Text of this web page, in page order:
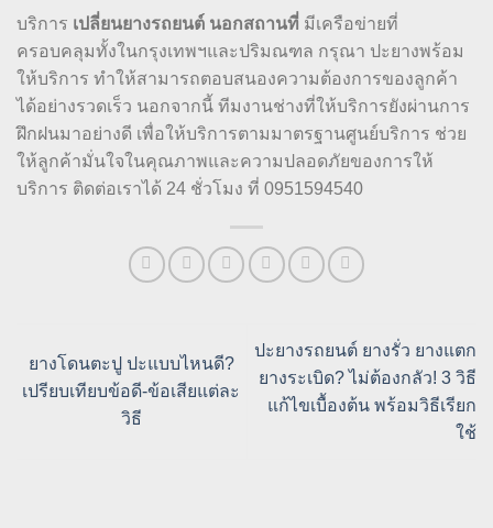
บริการ เปลี่ยนยางรถยนต์ นอกสถานที่ มีเครือข่ายที่
ครอบคลุมทั้งในกรุงเทพฯและปริมณฑล กรุณา ปะยางพร้อม
ให้บริการ ทำให้สามารถตอบสนองความต้องการของลูกค้า
ได้อย่างรวดเร็ว นอกจากนี้ ทีมงานช่างที่ให้บริการยังผ่านการ
ฝึกฝนมาอย่างดี เพื่อให้บริการตามมาตรฐานศูนย์บริการ ช่วย
ให้ลูกค้ามั่นใจในคุณภาพและความปลอดภัยของการให้
บริการ ติดต่อเราได้ 24 ชั่วโมง ที่ 0951594540
ยางโดนตะปู ปะแบบไหนดี?
เปรียบเทียบข้อดี-ข้อเสียแต่ละ
วิธี
ปะยางรถยนต์ ยางรั่ว ยางแตก
ยางระเบิด? ไม่ต้องกลัว! 3 วิธี
แก้ไขเบื้องต้น พร้อมวิธีเรียก
ใช้